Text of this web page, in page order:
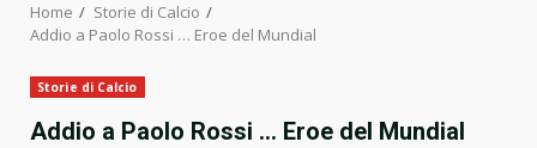
Home
Storie di Calcio
Addio a Paolo Rossi … Eroe del Mundial
Storie di Calcio
Addio a Paolo Rossi … Eroe del Mundial